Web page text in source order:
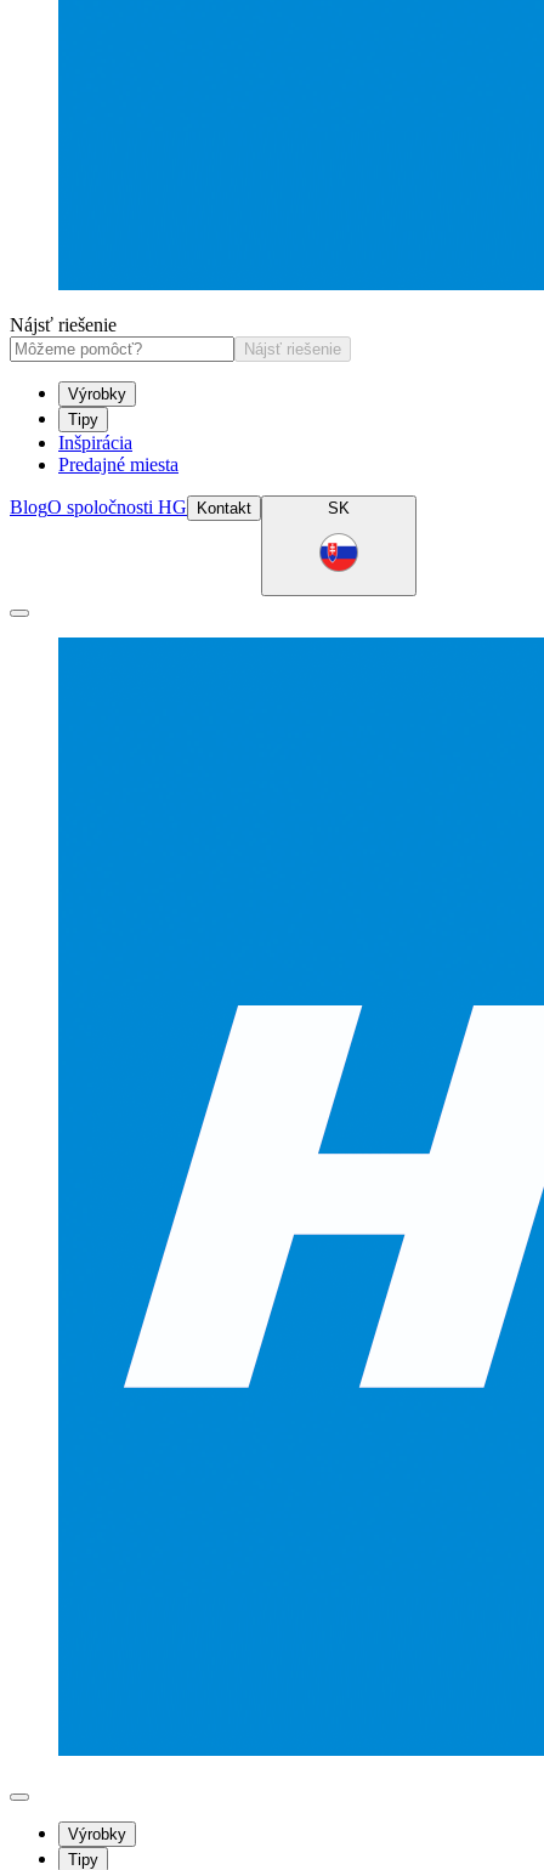
Nájsť riešenie
Nájsť riešenie
Výrobky
Tipy
Inšpirácia
Predajné miesta
BlogO spoločnosti HG Kontakt SK
Výrobky
Tipy